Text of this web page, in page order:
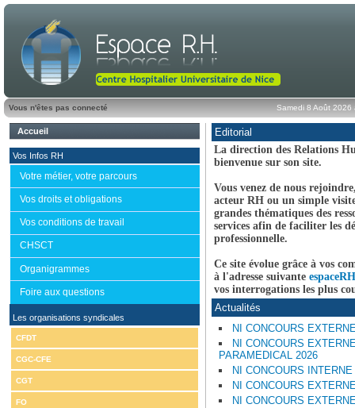
Vous n'êtes pas connecté Samedi 8 Août 2026
Accueil
Vos Infos RH
Votre métier, votre parcours
Vos droits et obligations
Vos conditions de travail
CHSCT
Organigrammes
Foire aux questions
Les organisations syndicales
CFDT
CGC-CFE
CGT
FO
Editorial
La direction des Relations
bienvenue sur son site.
Vous venez de nous
acteur RH ou un simple
grandes thématiques des
services afin de faciliter les
professionnelle.
Ce site évolue grâce à vos
à l'adresse suivante
vos interrogations les plus
Actualités
NI CONCOURS
NI CONCOURS
PARAMEDICAL 2026
NI CONCOURS
NI CONCOURS
NI CONCOURS